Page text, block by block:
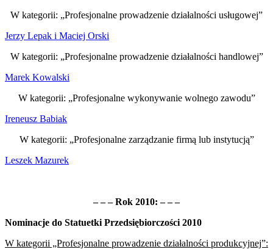
W kategorii: „Profesjonalne prowadzenie działalności usługowej”
Jerzy Lepak i Maciej Orski
W kategorii: „Profesjonalne prowadzenie działalności handlowej”
Marek Kowalski
W kategorii: „Profesjonalne wykonywanie wolnego zawodu”
Ireneusz Babiak
W kategorii: „Profesjonalne zarządzanie firmą lub instytucją”
Leszek Mazurek
– – – Rok 2010: – – –
Nominacje do Statuetki Przedsiębiorczości 2010
W kategorii „Profesjonalne prowadzenie działalności produkcyjnej”: